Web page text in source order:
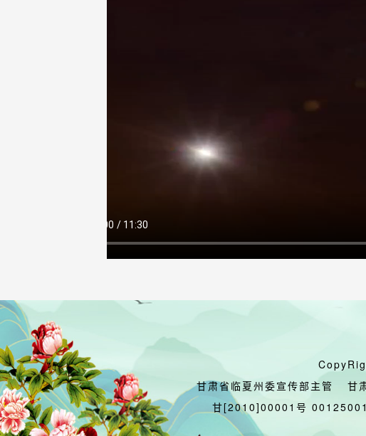
甘肃省临夏州委宣传部主管
甘
甘[2010]00001号 00125001